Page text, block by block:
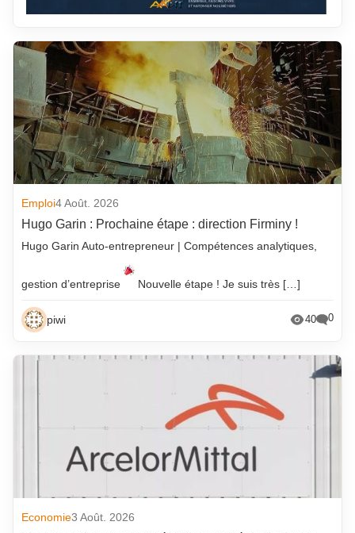
Emploi4 Août. 2026
Hugo Garin : Prochaine étape : direction Firminy !
Hugo Garin Auto-entrepreneur | Compétences analytiques,
gestion d’entreprise Nouvelle étape ! Je suis très […]
piwi 40 0
Economie3 Août. 2026